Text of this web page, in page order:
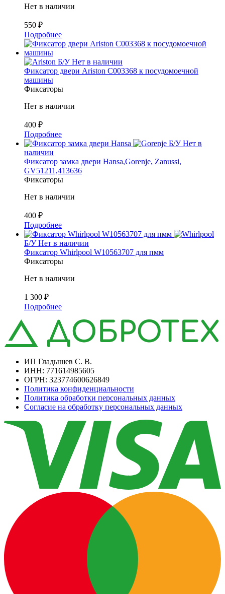
Нет в наличии
550 ₽
Подробнее
Б/У Нет в наличии
Фиксатор двери Ariston C003368 к посудомоечной
машины
Фиксаторы
Нет в наличии
400 ₽
Подробнее
Б/У Нет в
наличии
Фиксатор замка двери Hansa,Gorenje, Zanussi,
GV51211,413636
Фиксаторы
Нет в наличии
400 ₽
Подробнее
Б/У Нет в наличии
Фиксатор Whirlpool W10563707 для пмм
Фиксаторы
Нет в наличии
1 300 ₽
Подробнее
ИП Гладышев С. В.
ИНН: 771614985605
ОГРН: 323774600626849
Политика конфиденциальности
Политика обработки персональных данных
Согласие на обработку персональных данных